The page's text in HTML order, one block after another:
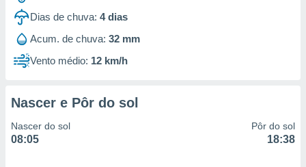
estudos
1199
Dias de chuva: 4dias
Acum. de chuva: 32 mm
Vento médio: 12 km/h
Nascer e Pôr do sol
Nascer do sol
08:05
Pôr do sol
18:38